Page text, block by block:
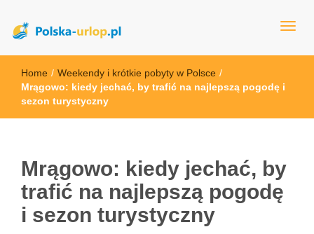
polska-urlop.pl
Home / Weekendy i krótkie pobyty w Polsce /
Mrągowo: kiedy jechać, by trafić na najlepszą pogodę i
sezon turystyczny
Mrągowo: kiedy jechać, by
trafić na najlepszą pogodę
i sezon turystyczny